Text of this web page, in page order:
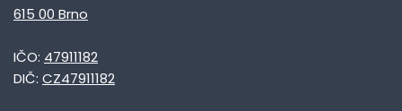
615 00 Brno
IČO: 47911182
DIČ: CZ47911182